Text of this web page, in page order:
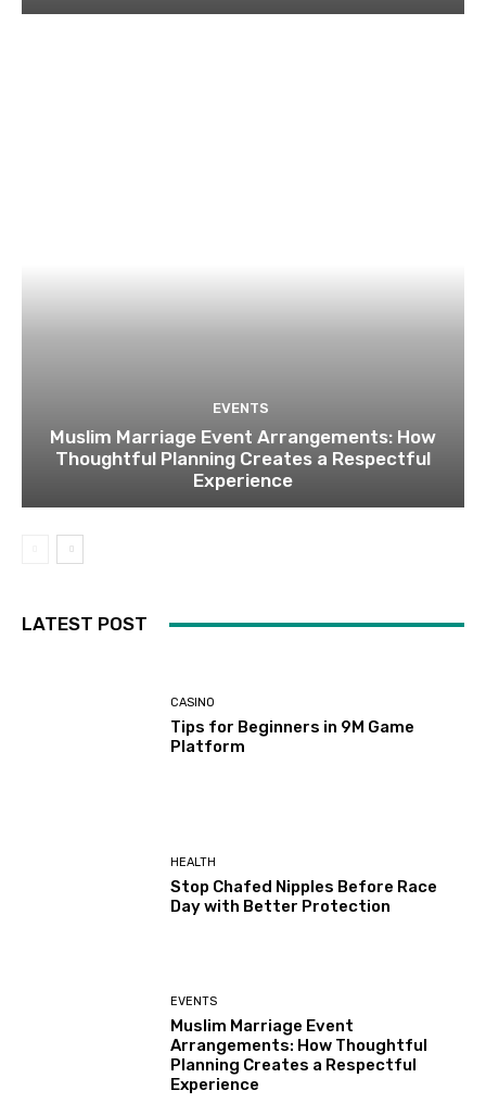
EVENTS
Muslim Marriage Event Arrangements: How
Thoughtful Planning Creates a Respectful
Experience
LATEST POST
CASINO
Tips for Beginners in 9M Game
Platform
HEALTH
Stop Chafed Nipples Before Race
Day with Better Protection
EVENTS
Muslim Marriage Event
Arrangements: How Thoughtful
Planning Creates a Respectful
Experience